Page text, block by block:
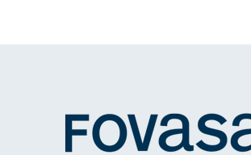
aquéllas que permiten la gestión, de la
posible, de los espacios publicitarios
editor haya incluido en una página web,
plataforma desde la que presta el